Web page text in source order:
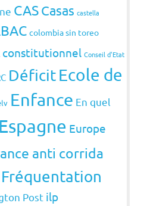
CASCasas castella
colombia sin toreo
constitutionnel Conseil d'Etat
DéficitEcole de
Enfance En quel
Espagne Europe
anti corrida
Fréquentation
Post ilp